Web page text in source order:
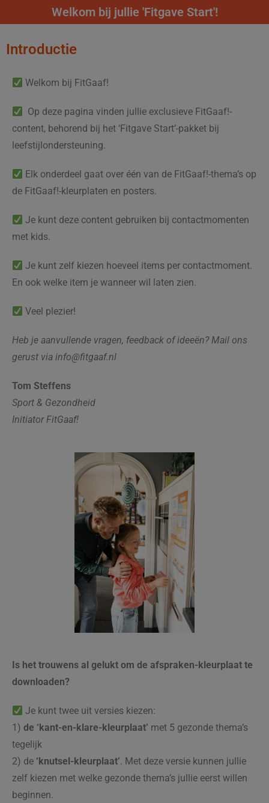
Welkom bij jullie 'Fitgave Start'!
Introductie
Welkom bij FitGaaf!
Op deze pagina vinden jullie exclusieve FitGaaf!-
content, behorend bij het ‘Fitgave Start’-pakket bij
leefstijlondersteuning.
Elk onderdeel gaat over één van de FitGaaf!-thema’s op
de FitGaaf!-kleurplaten en posters.
Je kunt deze content gebruiken bij contactmomenten
met kids.
Je kunt zelf kiezen hoeveel items per contactmoment.
En ook welke item je wanneer wil laten zien.
Veel plezier!
Heb je aanvullende vragen, feedback of ideeën? Mail ons
gerust via info@fitgaaf.nl
Tom Steffens
Sport & Gezondheid
Initiator FitGaaf!
Is het trouwens al gelukt om de afspraken-kleurplaat te
downloaden?
Je kunt twee uit versies kiezen:
1) de ‘kant-en-klare-kleurplaat’ met 5 gezonde thema’s
tegelijk
2) de ‘knutsel-kleurplaat’. Met deze versie kunnen jullie
zelf kiezen met welke gezonde thema’s jullie eerst willen
beginnen.